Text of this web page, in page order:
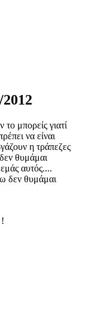
μπορείς γιατί
να είναι
η τράπεζες
θυμάμαι
αυτός....
δεν θυμάμαι